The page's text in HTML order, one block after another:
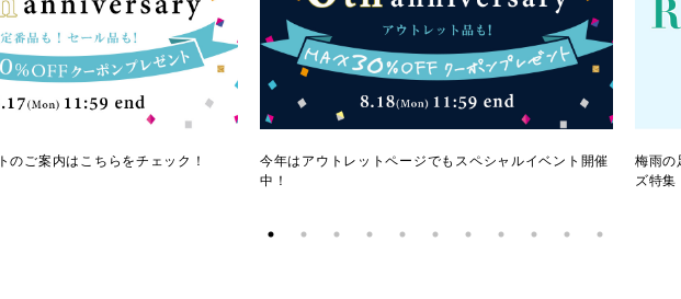
のご案内はこちらをチェック！
今年はアウトレットページでもスペシャルイベント開催
中！
梅雨の
ズ特集